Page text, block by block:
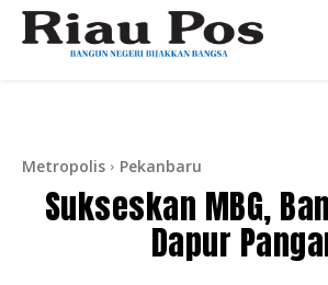
Metropolis Pekanbaru
Sukseskan MBG,
Dapur